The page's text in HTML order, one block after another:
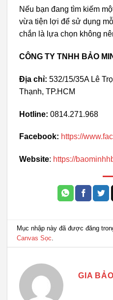
Nếu bạn đang tìm kiếm
vừa tiện lợi để sử dụng
chắn là lựa chọn không
CÔNG TY TNHH BẢO
Địa chỉ: 532/15/35A Lê
Thạnh, TP.HCM
Hotline: 0814.271.968
Facebook: https://
Website: https://
Mục nhập này đã được đăng
Canvas Sọc
GIA BẢO